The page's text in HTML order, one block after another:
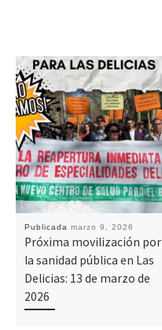
Publicadamarzo 9, 2026
Próxima movilización por
la sanidad pública en Las
Delicias: 13 de marzo de
2026